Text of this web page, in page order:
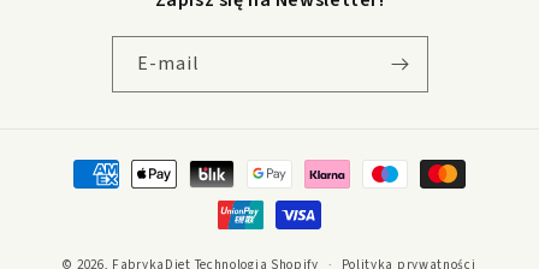
E-mail
Metody
płatności
© 2026, FabrykaDiet Technologia Shopify Polityka prywatności